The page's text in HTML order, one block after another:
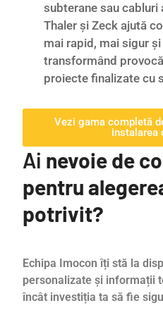
subterane sau cabluri
Thaler și Zeck ajută
mai rapid, mai sigur
transformând
proiecte finalizate cu
Vezi gama completă
instalarea
Ai nevoie de
pentru
potrivit?
Echipa Imocon îți stă la
personalizate și informații
încât investiția ta să fie